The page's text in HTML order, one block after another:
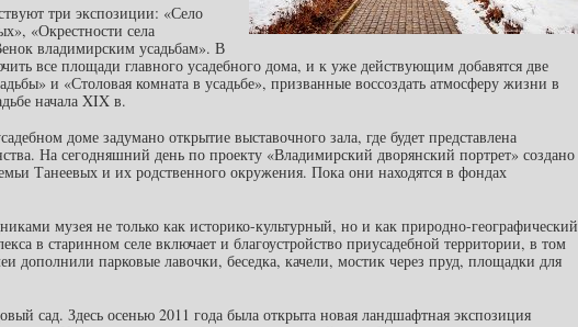
три экспозиции: «Село
«Окрестности села
владимирским усадьбам». В
все площади главного усадебного дома, и к уже действующим добавятся две
и «Столовая комната в усадьбе», призванные воссоздать атмосферу жизни в
начала XIX в.
доме задумано открытие выставочного зала, где будет представлена
На сегодняшний день по проекту «Владимирский дворянский портрет» создано
Танеевых и их родственного окружения. Пока они находятся в фондах
музея не только как историко-культурный, но и как природно-географический
в старинном селе включает и благоустройство приусадебной территории, в том
дополнили парковые лавочки, беседка, качели, мостик через пруд, площадки для
сад. Здесь осенью 2011 года была открыта новая ландшафтная экспозиция